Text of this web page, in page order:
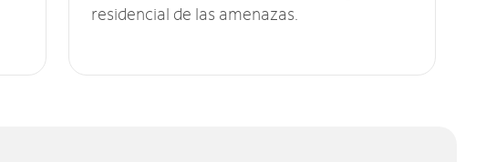
residencial de las amenazas.